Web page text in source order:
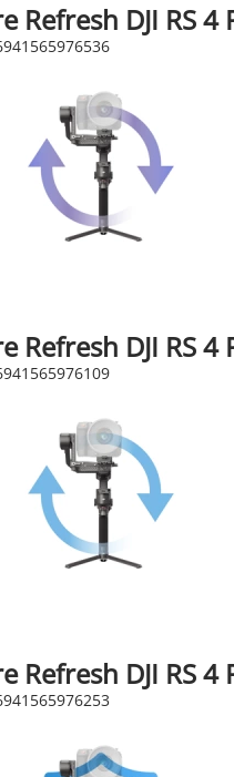
Refresh DJI RS
Refresh DJI RS
Refresh DJI RS